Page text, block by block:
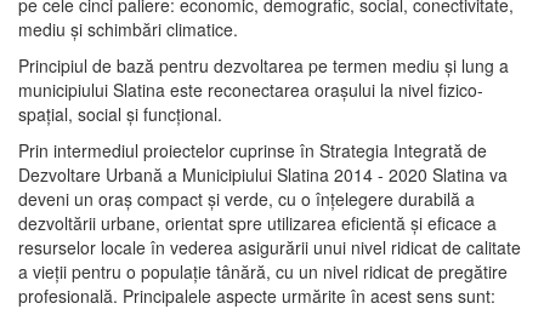
mediu şi schimbări climatice.
Principiul de bază pentru dezvoltarea pe termen mediu şi lung a
municipiului Slatina este reconectarea oraşului la nivel fizico-
spaţial, social şi funcţional.
Prin intermediul proiectelor cuprinse în Strategia Integrată de
Dezvoltare Urbană a Municipiului Slatina 2014 - 2020 Slatina va
deveni un oraş compact şi verde, cu o înţelegere durabilă a
dezvoltării urbane, orientat spre utilizarea eficientă şi eficace a
resurselor locale în vederea asigurării unui nivel ridicat de calitate
a vieţii pentru o populaţie tânără, cu un nivel ridicat de pregătire
profesională. Principalele aspecte urmărite în acest sens sunt: